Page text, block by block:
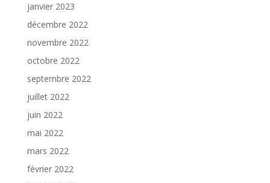
janvier 2023
décembre 2022
novembre 2022
octobre 2022
septembre 2022
juillet 2022
juin 2022
mai 2022
mars 2022
février 2022